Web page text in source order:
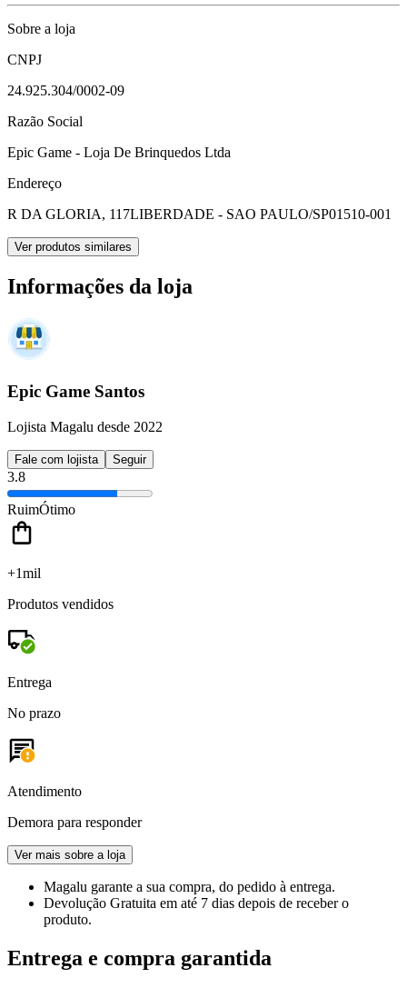
Sobre a loja
CNPJ
24.925.304/0002-09
Razão Social
Epic Game - Loja De Brinquedos Ltda
Endereço
R DA GLORIA, 117LIBERDADE - SAO PAULO/SP01510-001
Ver produtos similares
Informações da loja
Epic Game Santos
Lojista Magalu desde 2022
Fale com lojista Seguir
3.8
RuimÓtimo
+1mil
Produtos vendidos
Entrega
No prazo
Atendimento
Demora para responder
Ver mais sobre a loja
Magalu garante a sua compra, do pedido à entrega.
Devolução Gratuita em até 7 dias depois de receber o
produto.
Entrega e compra garantida